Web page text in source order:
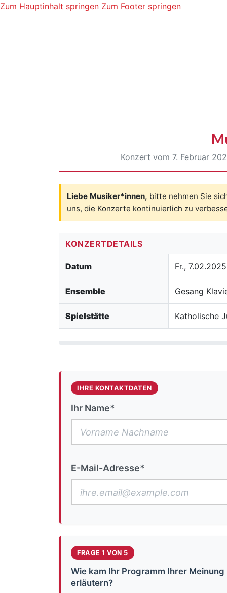
Zum Hauptinhalt springen Zum Footer springen
Konzert vom 7. Februar
Liebe Musiker*innen, bitte nehmen Sie
uns, die Konzerte kontinuierlich zu
KONZERTDETAILS
Datum Fr., 7.02.2025
Ensemble Gesang
Spielstätte Katholische
IHRE KONTAKTDATEN
Ihr Name*
E-Mail-Adresse*
FRAGE 1 VON 5
Wie kam Ihr Programm Ihrer
erläutern?